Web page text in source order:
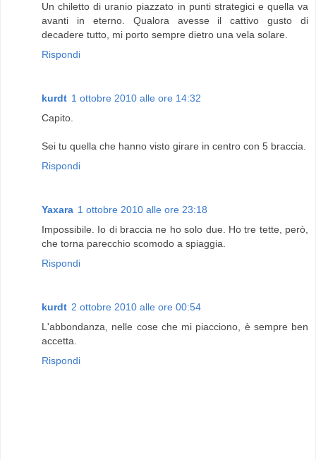
Un chiletto di uranio piazzato in punti strategici e quella va
avanti in eterno. Qualora avesse il cattivo gusto di
decadere tutto, mi porto sempre dietro una vela solare.
Rispondi
kurdt 1 ottobre 2010 alle ore 14:32
Capito.
Sei tu quella che hanno visto girare in centro con 5 braccia.
Rispondi
Yaxara 1 ottobre 2010 alle ore 23:18
Impossibile. Io di braccia ne ho solo due. Ho tre tette, però,
che torna parecchio scomodo a spiaggia.
Rispondi
kurdt 2 ottobre 2010 alle ore 00:54
L'abbondanza, nelle cose che mi piacciono, è sempre ben
accetta.
Rispondi